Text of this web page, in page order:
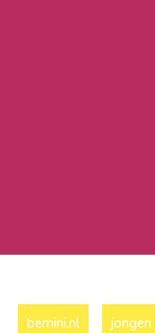
bemini.nl jongen